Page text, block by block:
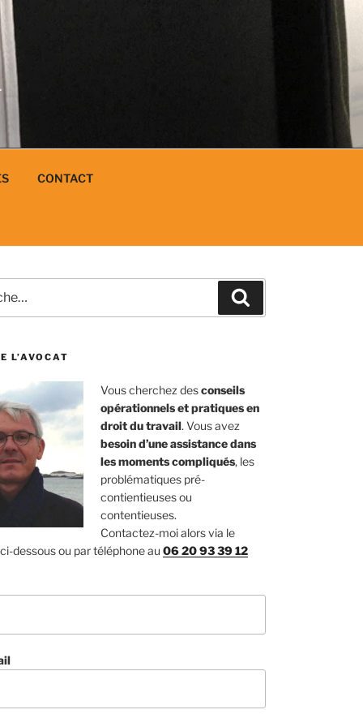
CONTACT
L’AVOCAT
Vous cherchez desconseils
opérationnels et pratiques en
droit du travail. Vous avez
besoin d’une assistance dans
les moments compliqués, les
problématiques pré-
contientieuses ou
contentieuses.
Contactez-moi alors via le
dessous ou par téléphone au 06 20 93 39 12